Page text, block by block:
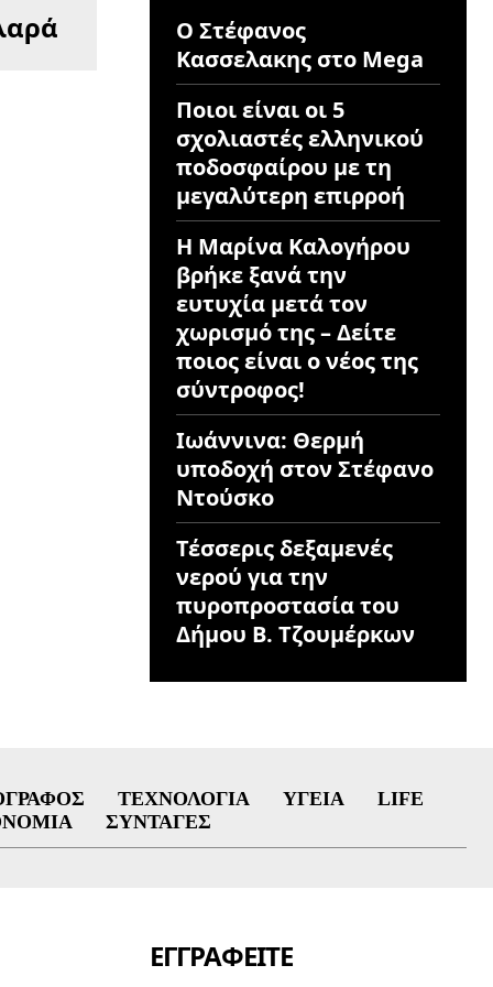
Ο Στέφανος
Κασσελακης στο Mega
Ποιοι είναι οι 5
σχολιαστές ελληνικού
ποδοσφαίρου με τη
μεγαλύτερη επιρροή
Η Μαρίνα Καλογήρου
βρήκε ξανά την
ευτυχία μετά τον
χωρισμό της – Δείτε
ποιος είναι ο νέος της
σύντροφος!
Ιωάννινα: Θερμή
υποδοχή στον Στέφανο
Ντούσκο
Τέσσερις δεξαμενές
νερού για την
πυροπροστασία του
Δήμου Β. Τζουμέρκων
ΤΕΧΝΟΛΟΓΊΑ ΥΓΕΊΑ
LIFE
ΣΥΝΤΑΓΈΣ
ΕΓΓΡΑΦΕΊΤΕ